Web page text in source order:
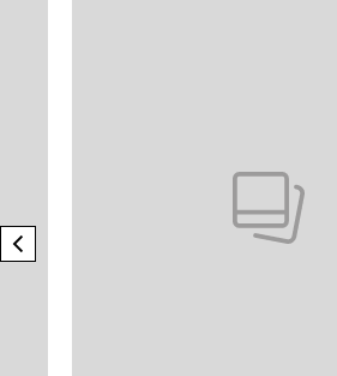
previous element